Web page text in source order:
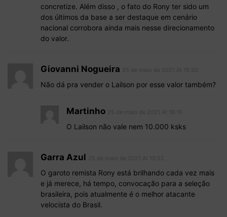
concretize. Além disso , o fato do Rony ter sido um
dos últimos da base a ser destaque em cenário
nacional corrobora ainda mais nesse direcionamento
do valor.
Giovanni Nogueira
Não dá pra vender o Lailson por esse valor também?
Martinho
O Lailson não vale nem 10.000 ksks
Garra Azul
O garoto remista Rony está brilhando cada vez mais
e já merece, há tempo, convocação para a seleção
brasileira, pois atualmente é o melhor atacante
velocista do Brasil.